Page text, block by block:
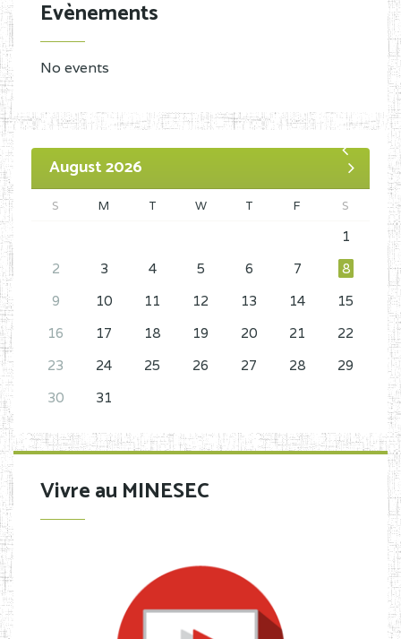
Evènements
No events
August 2026
S M T W T F S
1
2
3 4 5 6 7
8
9
10 11 12 13 14
15
16
17 18 19 20 21
22
23
24 25 26 27 28
29
30
31
Vivre au MINESEC